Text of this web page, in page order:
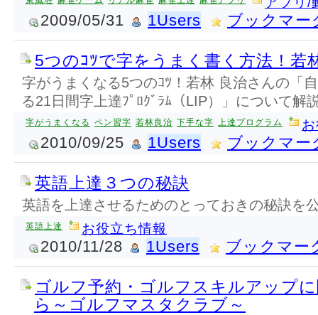
2009/05/31 1Users ブックマー
5つのｺﾂで字をうまく書く方法！若
字がうまくなる5つのｺﾂ！若林 良治さんの「
る21日間字上達ﾌﾟﾛｸﾞﾗﾑ（LIP）」について解
字がうまくなる ペン習字 若林良治 下手な字 上達プログラム
2010/09/25 1Users ブックマー
英語上達３つの秘訣
英語を上達させるためのとっておきの秘訣を
英語上達 お役立ち情報
2010/11/28 1Users ブックマー
ゴルフ予約・ゴルフスキルアップ
ら～ゴルフマスタクラブ～